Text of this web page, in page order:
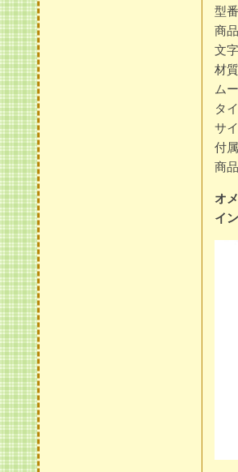
型
商
文
材
ム
タ
サ
付
商
オ
イ